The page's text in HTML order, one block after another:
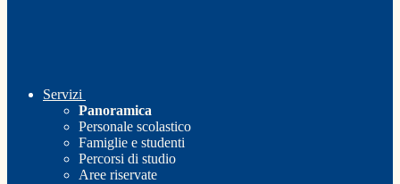
Servizi
Panoramica
Personale scolastico
Famiglie e studenti
Percorsi di studio
Aree riservate